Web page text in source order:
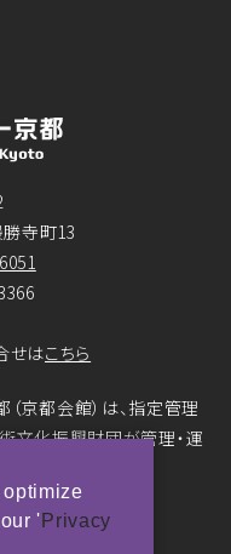
寺町13
せはこちら
京都会館）は、指定管理
文化振興財団が管理・運
reserved.
' Privacy